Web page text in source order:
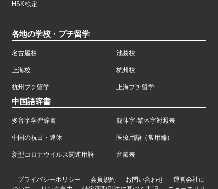
HSK検定
各地の学校・プチ留学
名古屋校 池袋校
上海校 杭州校
杭州プチ留学 上海プチ留学
中国語辞書
多音字学習辞書 簡体字·繁体字対照表
中国の祝日・連休 医療用語（常用編）
新型コロナウイルス関連用語 音節表
プライバシーポリシー 会員規約 お問い合わせ
運営会社に